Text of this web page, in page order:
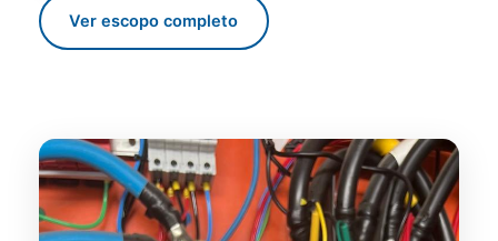
Ver escopo completo